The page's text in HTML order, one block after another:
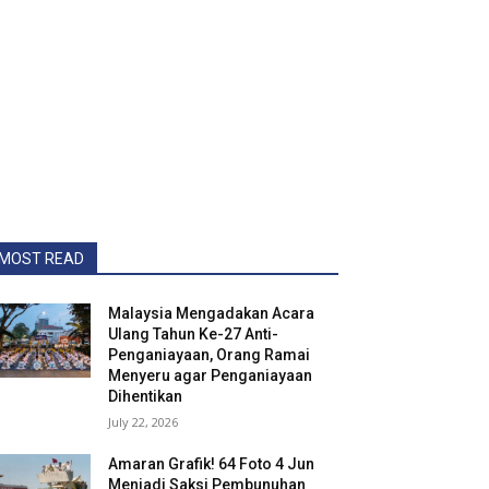
READ
Malaysia Mengadakan Acara
Ulang Tahun Ke-27 Anti-
Penganiayaan, Orang Ramai
Menyeru agar Penganiayaan
Dihentikan
July 22, 2026
Amaran Grafik! 64 Foto 4 Jun
Menjadi Saksi Pembunuhan